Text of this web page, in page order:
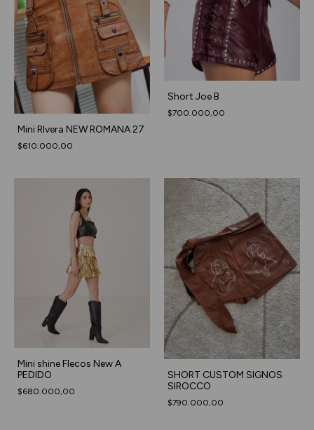
Mini RIvera NEW ROMANA 27
$610.000,00
Short Joe B
$700.000,00
Mini shine Flecos New A
PEDIDO
$680.000,00
SHORT CUSTOM SIGNOS
SIROCCO
$790.000,00